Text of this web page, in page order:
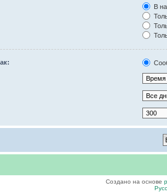
В
Создано на основе